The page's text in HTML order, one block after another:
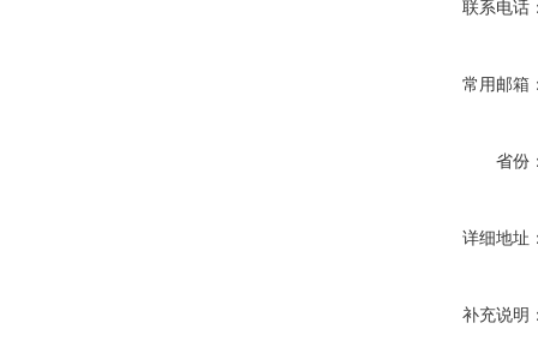
联系电话
常用邮箱
省份
详细地址
补充说明